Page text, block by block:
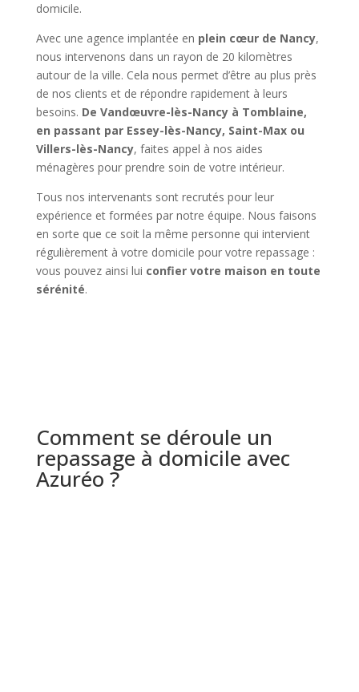
domicile.
Avec une agence implantée en plein cœur de Nancy,
nous intervenons dans un rayon de 20 kilomètres
autour de la ville. Cela nous permet d’être au plus près
de nos clients et de répondre rapidement à leurs
besoins. De Vandœuvre-lès-Nancy à Tomblaine,
en passant par Essey-lès-Nancy, Saint-Max ou
Villers-lès-Nancy, faites appel à nos aides
ménagères pour prendre soin de votre intérieur.
Tous nos intervenants sont recrutés pour leur
expérience et formées par notre équipe. Nous faisons
en sorte que ce soit la même personne qui intervient
régulièrement à votre domicile pour votre repassage :
vous pouvez ainsi lui confier votre maison en toute
sérénité.
Comment se déroule un
repassage à domicile avec
Azuréo ?